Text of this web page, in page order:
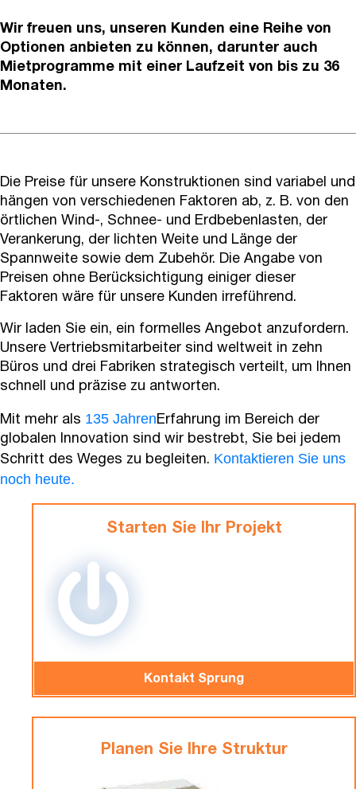
Wir freuen uns, unseren Kunden eine Reihe von
Optionen anbieten zu können, darunter auch
Mietprogramme mit einer Laufzeit von bis zu 36
Monaten.
Die Preise für unsere Konstruktionen sind variabel und
hängen von verschiedenen Faktoren ab, z. B. von den
örtlichen Wind-, Schnee- und Erdbebenlasten, der
Verankerung, der lichten Weite und Länge der
Spannweite sowie dem Zubehör. Die Angabe von
Preisen ohne Berücksichtigung einiger dieser
Faktoren wäre für unsere Kunden irreführend.
Wir laden Sie ein, ein formelles Angebot anzufordern.
Unsere Vertriebsmitarbeiter sind weltweit in zehn
Büros und drei Fabriken strategisch verteilt, um Ihnen
schnell und präzise zu antworten.
Mit mehr als 135 JahrenErfahrung im Bereich der
globalen Innovation sind wir bestrebt, Sie bei jedem
Schritt des Weges zu begleiten. Kontaktieren Sie uns
noch heute.
Starten Sie Ihr Projekt
Kontakt Sprung
Planen Sie Ihre Struktur